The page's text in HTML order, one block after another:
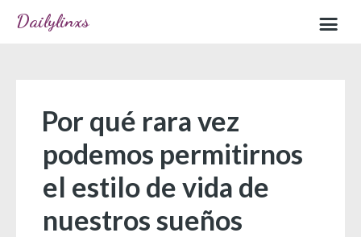
Dailylinxs
Sample page
Por qué rara vez
podemos permitirnos
el estilo de vida de
nuestros sueños